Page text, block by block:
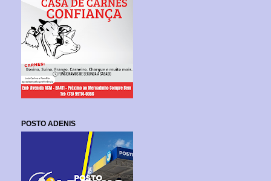
POSTO ADENIS